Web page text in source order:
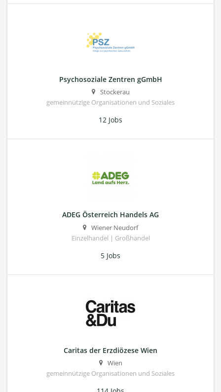
Psychosoziale Zentren gGmbH
Stockerau
gemeinnützige Organisationen und Soziales
12 Jobs
ADEG Österreich Handels AG
Wiener Neudorf
Einzelhandel | Großhandel
5 Jobs
Caritas der Erzdiözese Wien
Wien
gemeinnützige Organisationen und Soziales